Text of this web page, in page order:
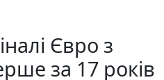
Євро з
за 17 років